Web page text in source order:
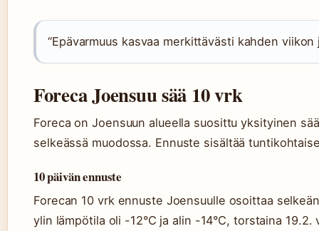
“Epävarmuus kasvaa merkittävästi kahden
Foreca Joensuu sää 10 vrk
Foreca on Joensuun alueella suosittu yksityinen
selkeässä muodossa. Ennuste sisältää
10 päivän ennuste
Forecan 10 vrk ennuste Joensuulle osoittaa
ylin lämpötila oli -12°C ja alin -14°C, torstaina